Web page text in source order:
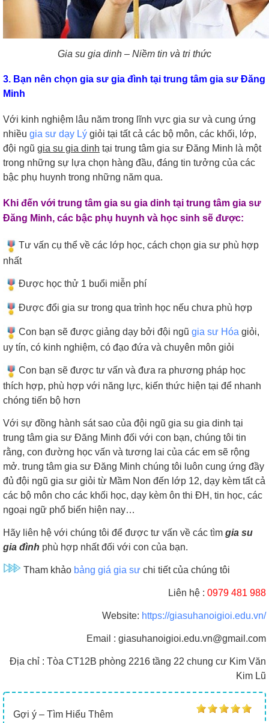
Gia su gia dinh – Niềm tin và tri thức
3. Bạn nên chọn gia sư gia đình tại trung tâm gia sư Đăng
Minh
Với kinh nghiệm lâu năm trong lĩnh vực gia sư và cung ứng
nhiều gia sư dạy Lý giỏi tại tất cả các bộ môn, các khối, lớp,
đội ngũ gia su gia dinh tại trung tâm gia sư Đăng Minh là một
trong những sự lựa chọn hàng đầu, đáng tin tưởng của các
bậc phụ huynh trong những năm qua.
Khi đến với trung tâm gia su gia dinh tại trung tâm gia sư
Đăng Minh, các bậc phụ huynh và học sinh sẽ được:
Tư vấn cụ thể về các lớp học, cách chọn gia sư phù hợp
nhất
Được học thử 1 buổi miễn phí
Được đổi gia sư trong qua trình học nếu chưa phù hợp
Con bạn sẽ được giảng dạy bởi đội ngũ gia sư Hóa giỏi,
uy tín, có kinh nghiệm, có đạo đứa và chuyên môn giỏi
Con bạn sẽ được tư vấn và đưa ra phương pháp học
thích hợp, phù hợp với năng lực, kiến thức hiện tại để nhanh
chóng tiến bộ hơn
Với sự đồng hành sát sao của đội ngũ gia su gia dinh tại
trung tâm gia sư Đăng Minh đối với con bạn, chúng tôi tin
rằng, con đường học vấn và tương lai của các em sẽ rộng
mở. trung tâm gia sư Đăng Minh chúng tôi luôn cung ứng đầy
đủ đội ngũ gia sư giỏi từ Mầm Non đến lớp 12, dạy kèm tất cả
các bộ môn cho các khối học, dạy kèm ôn thi ĐH, tin học, các
ngoại ngữ phổ biến hiện nay…
Hãy liên hệ với chúng tôi để được tư vấn về các tìm gia su
gia đình phù hợp nhất đối với con của bạn.
Tham khảo bảng giá gia sư chi tiết của chúng tôi
Liên hệ : 0979 481 988
Website: https://giasuhanoigioi.edu.vn/
Email : giasuhanoigioi.edu.vn@gmail.com
Địa chỉ : Tòa CT12B phòng 2216 tầng 22 chung cư Kim Văn
Kim Lũ
Gợi ý – Tìm Hiểu Thêm